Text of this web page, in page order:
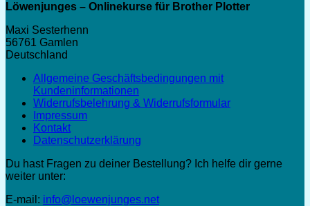
Löwenjunges – Onlinekurse für Brother Plotter
Maxi Sesterhenn
56761 Gamlen
Deutschland
Allgemeine Geschäftsbedingungen mit
Kundeninformationen
Widerrufsbelehrung & Widerrufsformular
Impressum
Kontakt
Datenschutzerklärung
Du hast Fragen zu deiner Bestellung? Ich helfe dir gerne
weiter unter:
E-mail: info@loewenjunges.net